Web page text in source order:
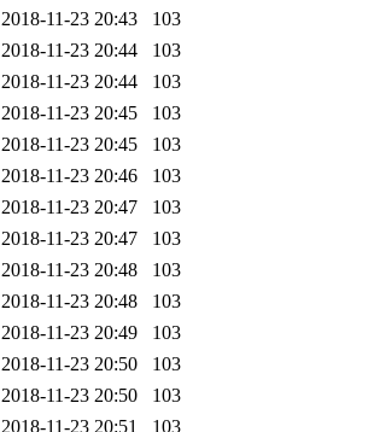
2018-11-23 20:43
103
2018-11-23 20:44
103
2018-11-23 20:44
103
2018-11-23 20:45
103
2018-11-23 20:45
103
2018-11-23 20:46
103
2018-11-23 20:47
103
2018-11-23 20:47
103
2018-11-23 20:48
103
2018-11-23 20:48
103
2018-11-23 20:49
103
2018-11-23 20:50
103
2018-11-23 20:50
103
2018-11-23 20:51
103